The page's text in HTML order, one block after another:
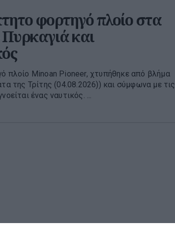
φορτηγό πλοίο στα
και
πλοίο Minoan Pioneer, χτυπήθηκε από βλήμα
της Τρίτης (04.08.2026)) και σύμφωνα με τις
ένας ναυτικός. ...